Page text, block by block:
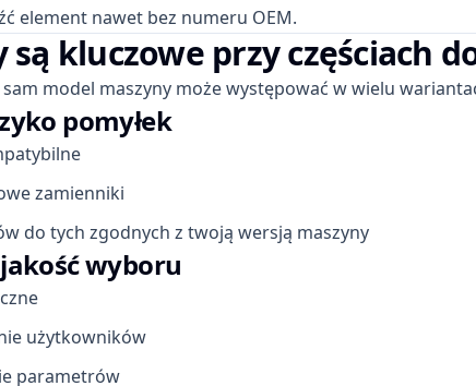
element nawet bez numeru OEM.
kluczowe przy częściach
model maszyny może występować w wielu
pomyłek
zamienniki
do tych zgodnych z twoją wersją maszyny
wyboru
użytkowników
parametrów